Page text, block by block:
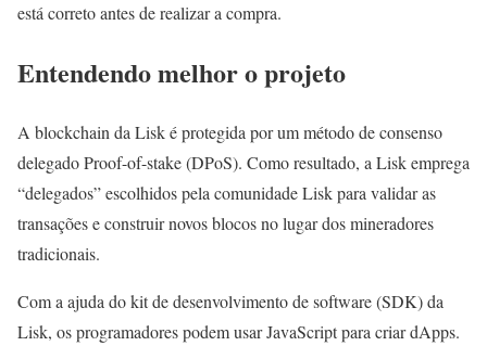
está correto antes de realizar a compra.
Entendendo melhor o projeto
A blockchain da Lisk é protegida por um método de consenso
delegado Proof-of-stake (DPoS). Como resultado, a Lisk emprega
“delegados” escolhidos pela comunidade Lisk para validar as
transações e construir novos blocos no lugar dos mineradores
tradicionais.
Com a ajuda do kit de desenvolvimento de software (SDK) da
Lisk, os programadores podem usar JavaScript para criar dApps.